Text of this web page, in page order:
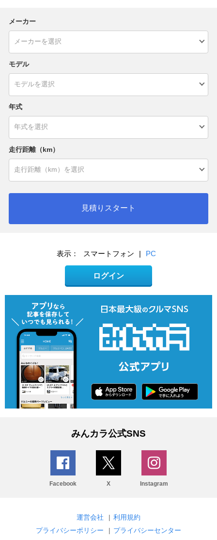
メーカー
モデル
年式
走行距離（km）
見積りスタート
表示： スマートフォン | PC
ログイン
みんカラ公式SNS
Facebook X Instagram
運営会社 | 利用規約
プライバシーポリシー
| プライバシーセンター